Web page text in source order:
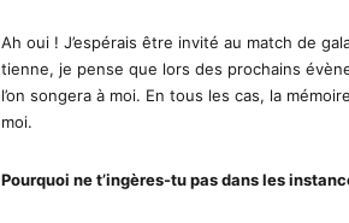
Ah oui ! J’espérais être invité au match de
tienne, je pense que lors des prochains
l’on songera à moi. En tous les cas, la
moi.
Pourquoi ne t’ingères-tu pas dans les